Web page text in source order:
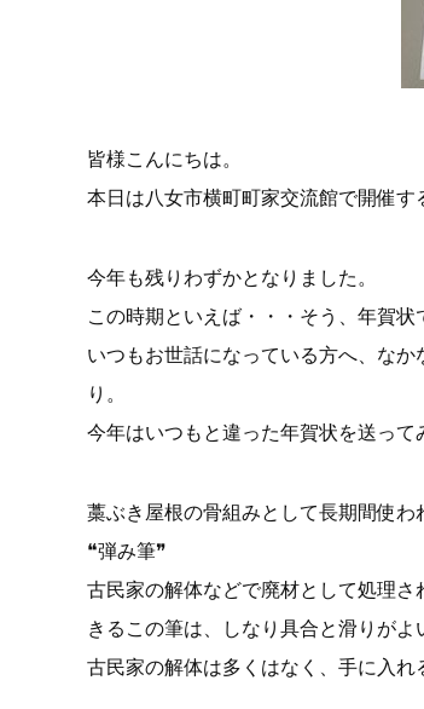
皆様こんにちは。
本日は八女市横町町家交流館で開催す
今年も残りわずかとなりました。
この時期といえば・・・そう、年賀状
いつもお世話になっている方へ、な
り。
今年はいつもと違った年賀状を送って
藁ぶき屋根の骨組みとして長期間使わ
❝弾み筆❞
古民家の解体などで廃材として処理
きるこの筆は、しなり具合と滑りがよ
古民家の解体は多くはなく、手に入れ